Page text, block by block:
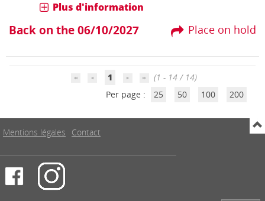
Plus d'information
Place on hold
Back on the 06/10/2027
1
(1 - 14 / 14)
Per page :
25 50 100 200
Mentions légales Contact